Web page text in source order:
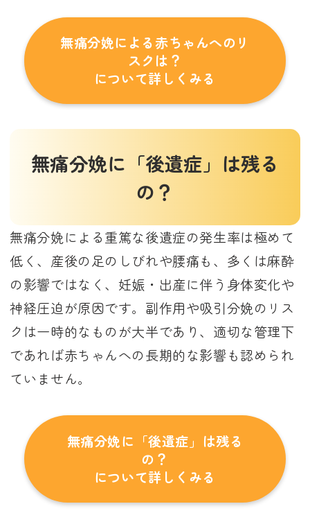
無痛分娩による赤ちゃんへのリ
スクは？
について詳しくみる
無痛分娩に「後遺症」は残る
の？
無痛分娩による重篤な後遺症の発生率は極めて
低く、産後の足のしびれや腰痛も、多くは麻酔
の影響ではなく、妊娠・出産に伴う身体変化や
神経圧迫が原因です。副作用や吸引分娩のリス
クは一時的なものが大半であり、適切な管理下
であれば赤ちゃんへの長期的な影響も認められ
ていません。
無痛分娩に「後遺症」は残る
の？
について詳しくみる